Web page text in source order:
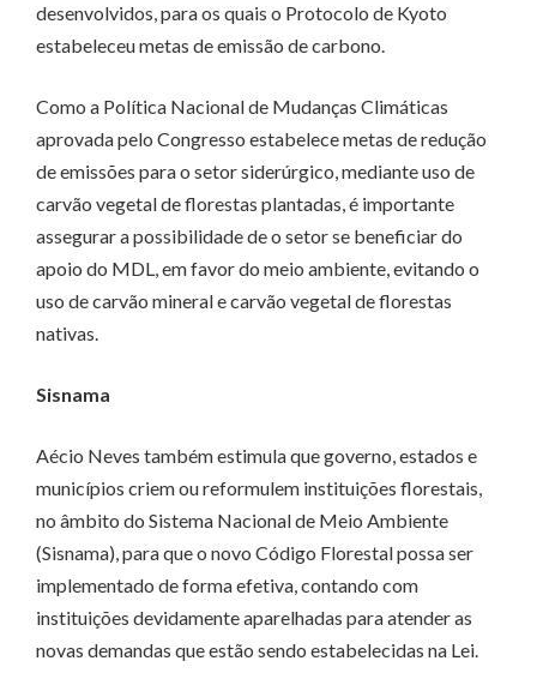
desenvolvidos, para os quais o Protocolo de Kyoto
estabeleceu metas de emissão de carbono.
Como a Política Nacional de Mudanças Climáticas
aprovada pelo Congresso estabelece metas de redução
de emissões para o setor siderúrgico, mediante uso de
carvão vegetal de florestas plantadas, é importante
assegurar a possibilidade de o setor se beneficiar do
apoio do MDL, em favor do meio ambiente, evitando o
uso de carvão mineral e carvão vegetal de florestas
nativas.
Sisnama
Aécio Neves também estimula que governo, estados e
municípios criem ou reformulem instituições florestais,
no âmbito do Sistema Nacional de Meio Ambiente
(Sisnama), para que o novo Código Florestal possa ser
implementado de forma efetiva, contando com
instituições devidamente aparelhadas para atender as
novas demandas que estão sendo estabelecidas na Lei.